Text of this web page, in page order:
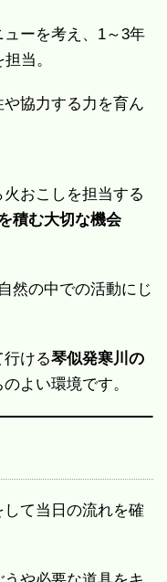
ーを考え、1～3年
当。
協力する力を育ん
おこしを担当する
積む大切な機会
然の中での活動にじ
ける琴似発寒川の
よい環境です。
て当日の流れを確